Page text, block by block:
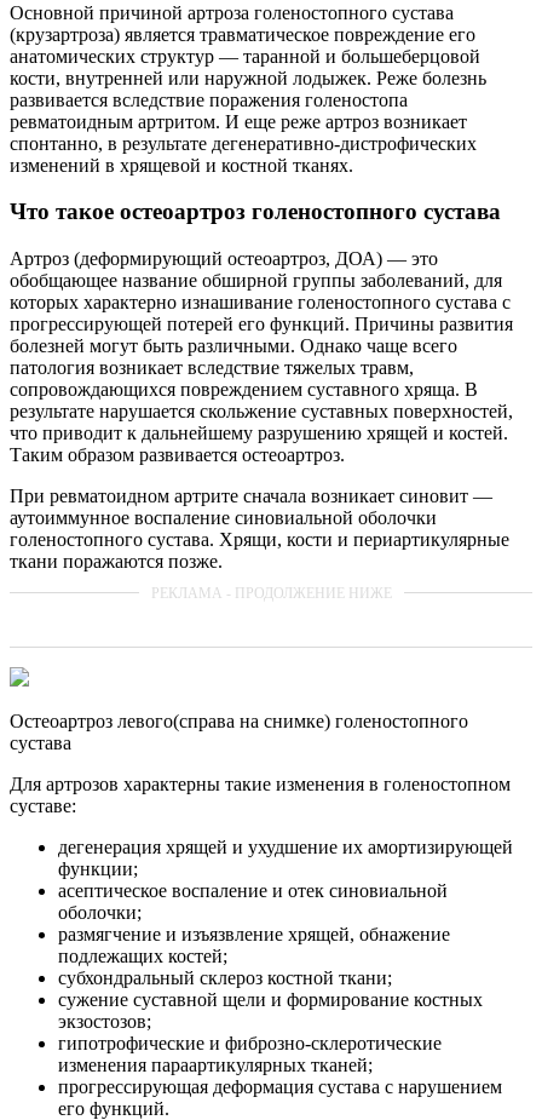
Основной причиной артроза голеностопного сустава
(крузартроза) является травматическое повреждение его
анатомических структур — таранной и большеберцовой
кости, внутренней или наружной лодыжек. Реже болезнь
развивается вследствие поражения голеностопа
ревматоидным артритом. И еще реже артроз возникает
спонтанно, в результате дегенеративно-дистрофических
изменений в хрящевой и костной тканях.
Что такое остеоартроз голеностопного сустава
Артроз (деформирующий остеоартроз, ДОА) — это
обобщающее название обширной группы заболеваний, для
которых характерно изнашивание голеностопного сустава с
прогрессирующей потерей его функций. Причины развития
болезней могут быть различными. Однако чаще всего
патология возникает вследствие тяжелых травм,
сопровождающихся повреждением суставного хряща. В
результате нарушается скольжение суставных поверхностей,
что приводит к дальнейшему разрушению хрящей и костей.
Таким образом развивается остеоартроз.
При ревматоидном артрите сначала возникает синовит —
аутоиммунное воспаление синовиальной оболочки
голеностопного сустава. Хрящи, кости и периартикулярные
ткани поражаются позже.
Остеоартроз левого(справа на снимке) голеностопного
сустава
Для артрозов характерны такие изменения в голеностопном
суставе:
дегенерация хрящей и ухудшение их амортизирующей
функции;
асептическое воспаление и отек синовиальной
оболочки;
размягчение и изъязвление хрящей, обнажение
подлежащих костей;
субхондральный склероз костной ткани;
сужение суставной щели и формирование костных
экзостозов;
гипотрофические и фиброзно-склеротические
изменения параартикулярных тканей;
прогрессирующая деформация сустава с нарушением
его функций.